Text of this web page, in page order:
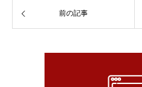
前の記事